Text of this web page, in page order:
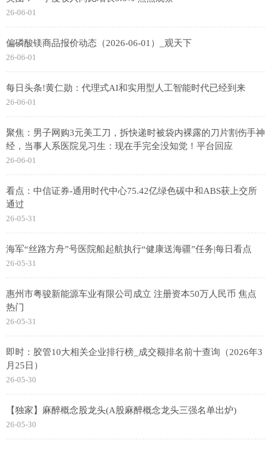
26-06-01
偏磷酸镁商品报价动态（2026-06-01）_观天下
26-06-01
每日头条!黄仁勋：代理式AI和实用型人工智能时代已经到来
26-06-01
聚焦：男子网购3元美工刀，拆快递时被袋内裸露的刀片割伤手神
经，当事人系医院见习生：现在手完全没知觉！平台回应
26-06-01
看点：中信证券-通用时代中心75.42亿绿色碳中和ABS获上交所
通过
26-05-31
海军“丝路方舟”号医院船起航执行“健康送海疆”任务|每日看点
26-05-31
惠州市粤骏新能源车业有限公司成立 注册资本50万人民币 焦点
热门
26-05-31
即时：胶管10大相关企业排行榜_成交额排名前十查询（2026年3
月25日）
26-05-30
【独家】麻醉概念股龙头(A股麻醉概念龙头三强名单出炉)
26-05-30